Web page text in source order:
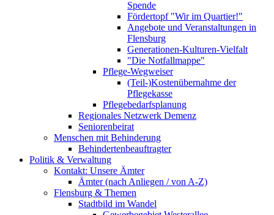
Spende
Fördertopf "Wir im Quartier!"
Angebote und Veranstaltungen in
Flensburg
Generationen-Kulturen-Vielfalt
"Die Notfallmappe"
Pflege-Wegweiser
(Teil-)Kostenübernahme der
Pflegekasse
Pflegebedarfsplanung
Regionales Netzwerk Demenz
Seniorenbeirat
Menschen mit Behinderung
Behindertenbeauftragter
Politik & Verwaltung
Kontakt: Unsere Ämter
Ämter (nach Anliegen / von A-Z)
Flensburg & Themen
Stadtbild im Wandel